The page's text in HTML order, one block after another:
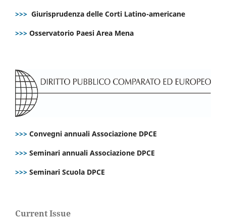
>>> Giurisprudenza delle Corti Latino-americane
>>> Osservatorio Paesi Area Mena
>>> Convegni annuali Associazione DPCE
>>> Seminari annuali Associazione DPCE
>>> Seminari Scuola DPCE
Current Issue